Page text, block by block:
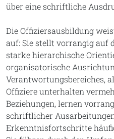
über eine schriftliche
Die Offiziersausbildung
auf: Sie stellt vorrangig auf
starke hierarchische
organisatorische
Verantwortungsbereiches,
Offiziere unterhalten
Beziehungen, lernen
schriftlicher
Erkenntnisfortschritte